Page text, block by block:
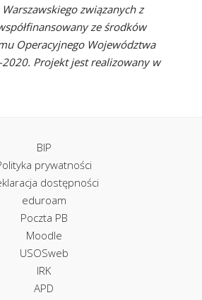
związanych z
ze środków
Operacyjnego Województwa
Projekt jest realizowany w
BIP
prywatności
dostępności
eduroam
Poczta PB
Moodle
USOSweb
IRK
APD